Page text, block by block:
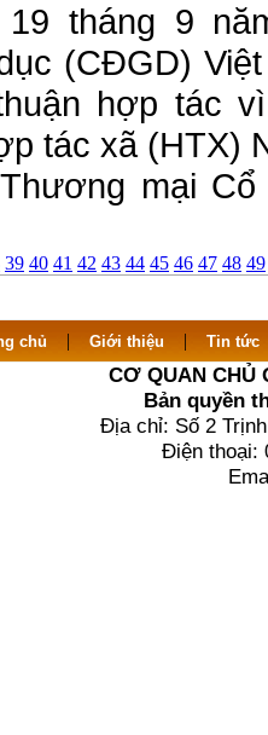
19 tháng 9
(CĐGD)
hợp tác
tác xã (HTX)
mại
39 40 41 42 43 44 45 46 47 48 49
chủ | Giới thiệu | Tin tức
CƠ QUAN CHỦ
Bản quyền
Địa chỉ: Số 2
Điện